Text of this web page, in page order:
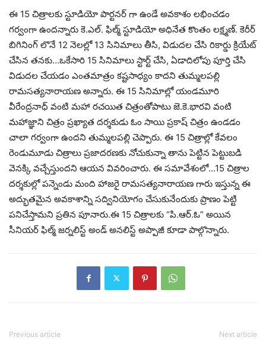
ఈ 15 చిత్రాలకు స్టూడియో పార్టనర్ గా ఉండే అవకాశం లభించడం
గర్వంగా ఉందన్నారు కె.ఎల్. ఫిల్మ్ స్టూడియో అధినేత కొంతం లక్ష్మణ్. కెరీర్
బిగినింగ్ లొనే 12 నెలల్లో 13 సినిమాలు తీసి, విడుదల చేసి రికార్డు క్రియేట్
చేసిన తనకు…ఒకేసారి 15 సినిమాలు స్టార్ట్ చేసి, ఏడాదిలోపు పూర్తి చేసి
విడుదల చేయడం ఎంతమాత్రం కష్టసాధ్యం కాదని తుమ్మలపల్లి
రామసత్యనారాయణ అన్నారు. ఈ 15 సినిమాల్లో యండమూరి
వీరేంద్రనాధ్ వంటి మహా రచయిత చిత్రంతోపాటు జె.కె.భారవి వంటి
మహాజ్ఞాని చిత్రం ప్రఖ్యాత దర్శకుడు ఓం సాయి ప్రకాష్ చిత్రం ఉండడం
చాలా గర్వంగా ఉందని తుమ్మలపల్లి చెప్పారు. ఈ 15 చిత్రాల్లో కేవలం
రెండుమూడు చిత్రాలు ప్రజాదరణకు నోచుకున్నా తాను పెట్టిన పెట్టుబడి
వెనక్కి వచ్చేస్తుందని ఆయన వివరించారు. ఈ సమావేశంలో…15 చిత్రాల
దర్శకుల్లో పన్నెండు మంది హాజరై రామసత్యనారాయణ గారు ఇస్తున్న ఈ
అద్భుతమైన అవకాశాన్ని సద్వినియోగం చేసుకునేందుకు ప్రాణం పెట్టి
పనిచేస్తామని ప్రతిన పూనారు.ఈ 15 చిత్రాలకు “పి.ఆర్.ఓ” అయిన
సీనియర్ ఫిల్మ్ జర్నలిస్ట్ అండ్ అనలిస్ట్ అప్పాజీ కూడా పాల్గొన్నారు.
Previous article Next article